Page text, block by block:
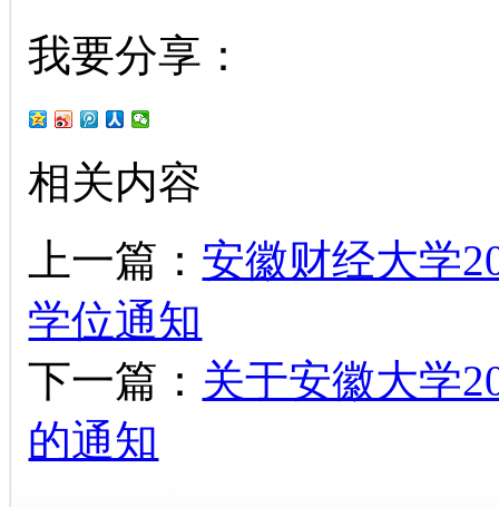
我要分享：
相关内容
上一篇： 安徽财经大学
学位通知
下一篇： 关于安徽大学
的通知